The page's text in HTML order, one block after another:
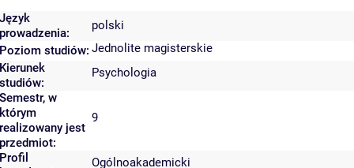
Język
prowadzenia:
polski
Poziom studiów: Jednolite magisterskie
Kierunek
studiów:
Psychologia
Semestr, w
którym
realizowany jest
przedmiot:
9
Profil
Ogólnoakademicki